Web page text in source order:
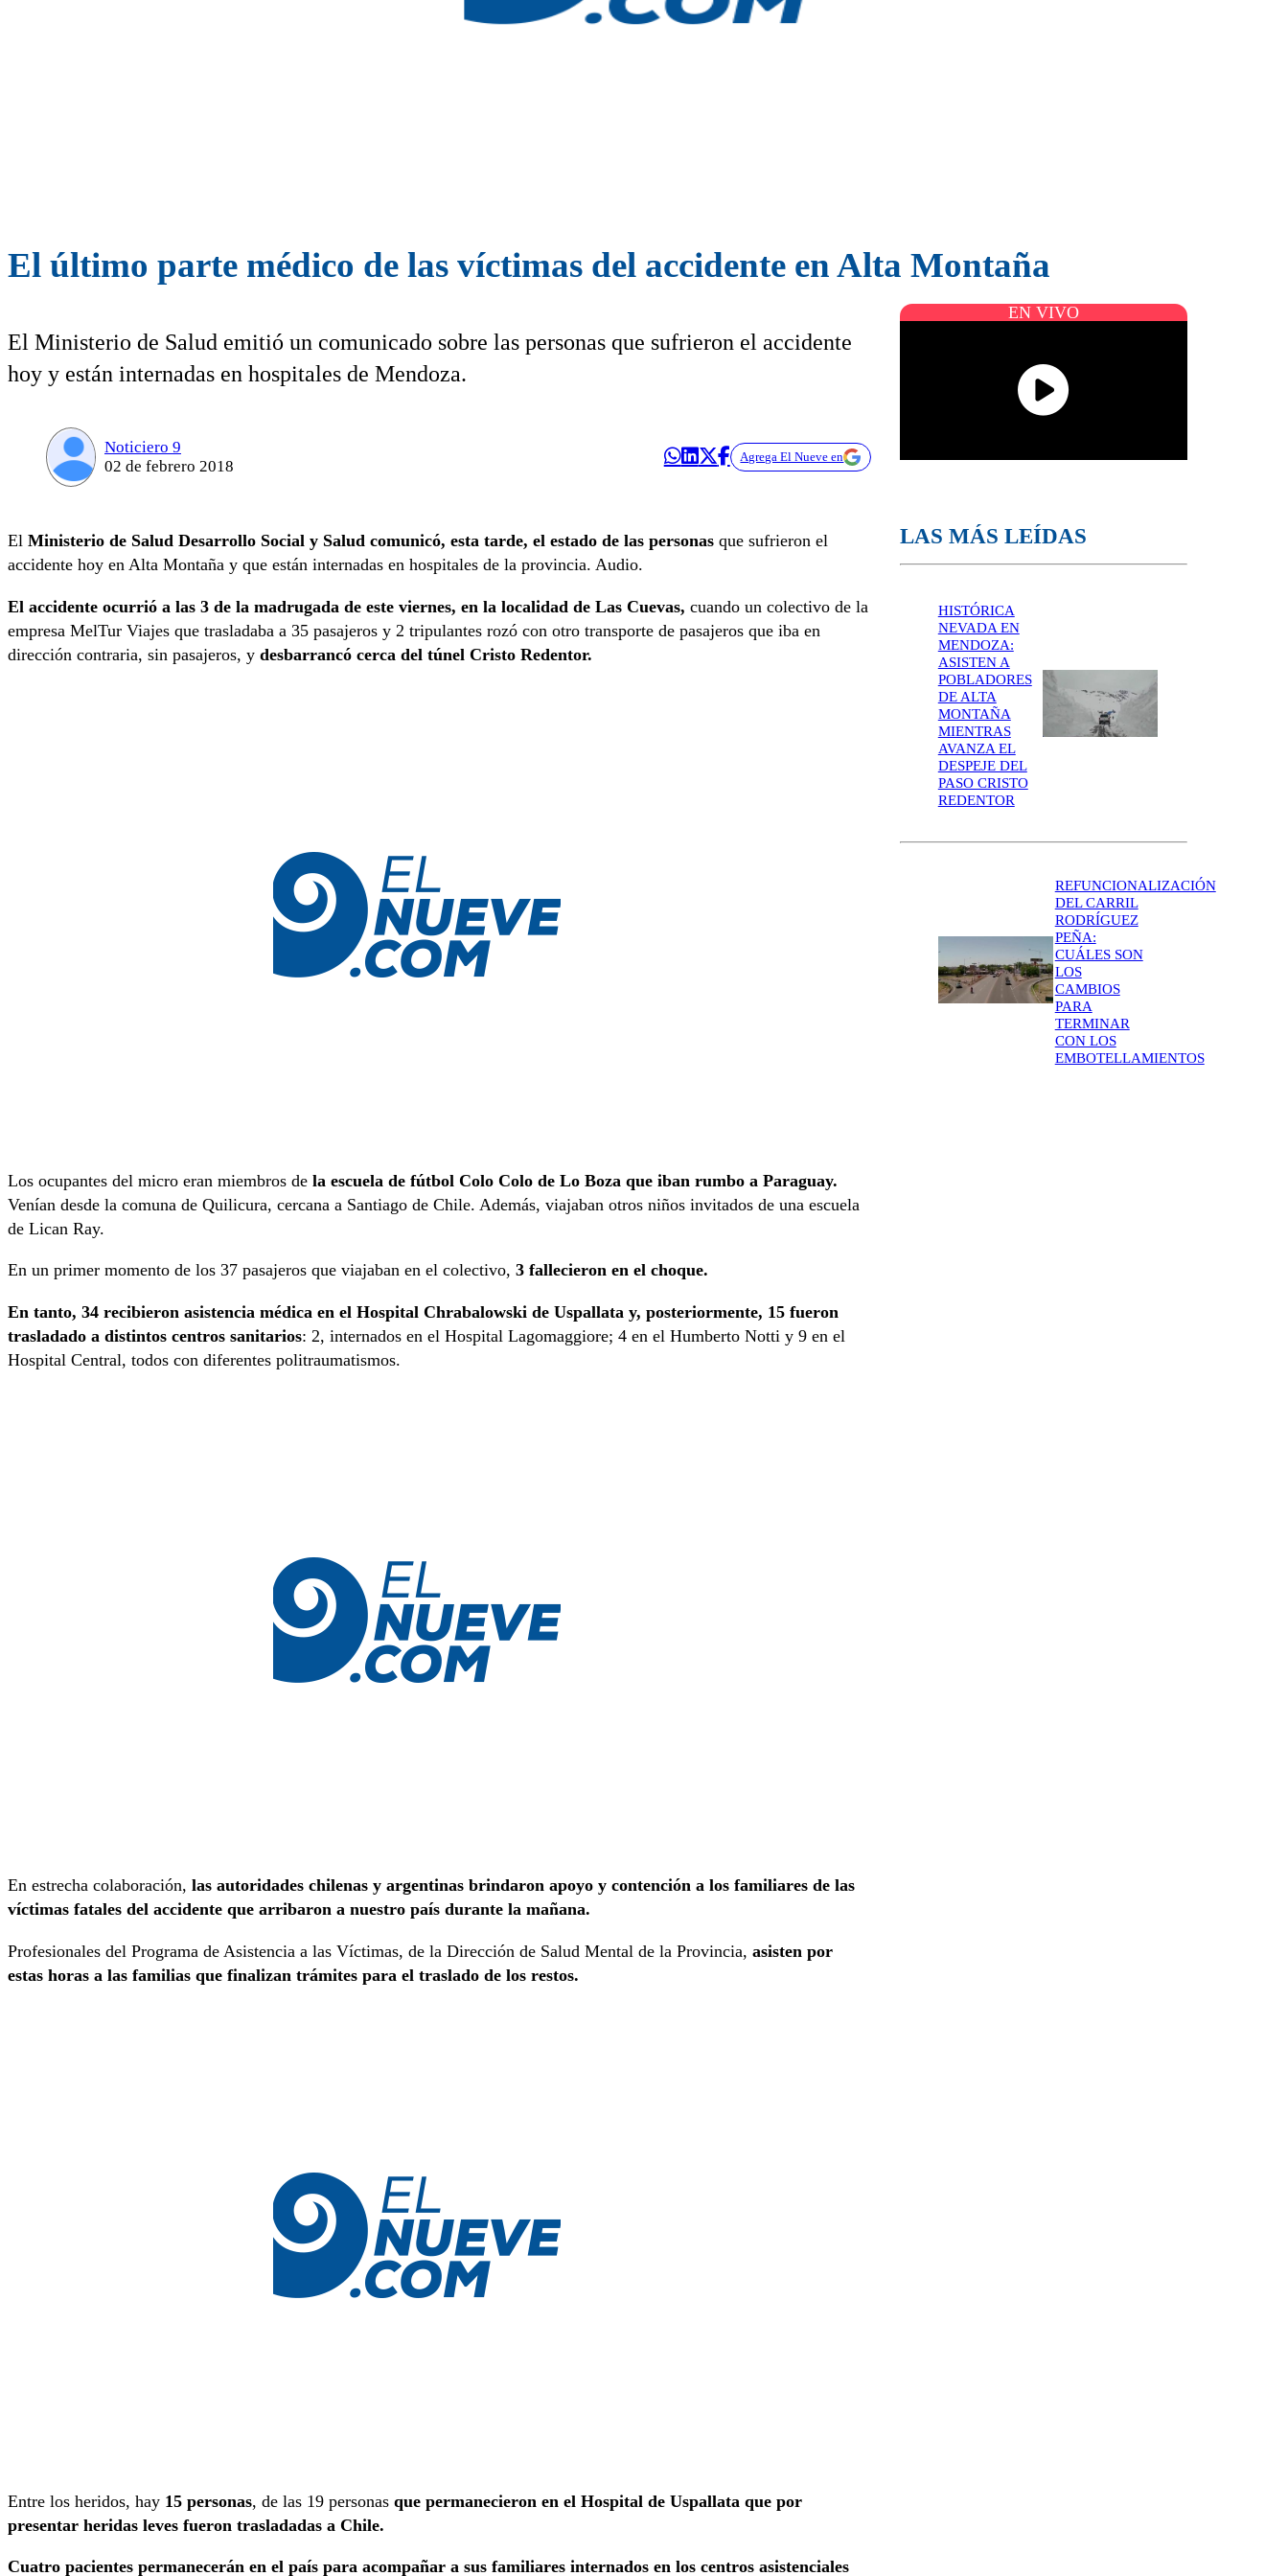
El último parte médico de las víctimas del accidente en Alta Montaña
El Ministerio de Salud emitió un comunicado sobre las personas que sufrieron el accidente
hoy y están internadas en hospitales de Mendoza.
Noticiero 9
02 de febrero 2018
Agrega El Nueve en
El Ministerio de Salud Desarrollo Social y Salud comunicó, esta tarde, el estado de las personas que sufrieron el
accidente hoy en Alta Montaña y que están internadas en hospitales de la provincia. Audio.
El accidente ocurrió a las 3 de la madrugada de este viernes, en la localidad de Las Cuevas, cuando un colectivo de la
empresa MelTur Viajes que trasladaba a 35 pasajeros y 2 tripulantes rozó con otro transporte de pasajeros que iba en
dirección contraria, sin pasajeros, y desbarrancó cerca del túnel Cristo Redentor.
Los ocupantes del micro eran miembros de la escuela de fútbol Colo Colo de Lo Boza que iban rumbo a Paraguay.
Venían desde la comuna de Quilicura, cercana a Santiago de Chile. Además, viajaban otros niños invitados de una escuela
de Lican Ray.
En un primer momento de los 37 pasajeros que viajaban en el colectivo, 3 fallecieron en el choque.
En tanto, 34 recibieron asistencia médica en el Hospital Chrabalowski de Uspallata y, posteriormente, 15 fueron
trasladado a distintos centros sanitarios: 2, internados en el Hospital Lagomaggiore; 4 en el Humberto Notti y 9 en el
Hospital Central, todos con diferentes politraumatismos.
En estrecha colaboración, las autoridades chilenas y argentinas brindaron apoyo y contención a los familiares de las
víctimas fatales del accidente que arribaron a nuestro país durante la mañana.
Profesionales del Programa de Asistencia a las Víctimas, de la Dirección de Salud Mental de la Provincia, asisten por
estas horas a las familias que finalizan trámites para el traslado de los restos.
Entre los heridos, hay 15 personas, de las 19 personas que permanecieron en el Hospital de Uspallata que por
presentar heridas leves fueron trasladadas a Chile.
Cuatro pacientes permanecerán en el país para acompañar a sus familiares internados en los centros asistenciales
EN VIVO
LAS MÁS LEÍDAS
HISTÓRICA
NEVADA EN
MENDOZA:
ASISTEN A
POBLADORES
DE ALTA
MONTAÑA
MIENTRAS
AVANZA EL
DESPEJE DEL
PASO CRISTO
REDENTOR
REFUNCIONALIZACIÓN
DEL CARRIL
RODRÍGUEZ
PEÑA:
CUÁLES SON
LOS
CAMBIOS
PARA
TERMINAR
CON LOS
EMBOTELLAMIENTOS